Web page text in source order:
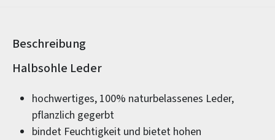
Beschreibung
Produktinformationen
Halbsohle Leder
hochwertiges, 100% naturbelassenes Leder,
pflanzlich gegerbt
bindet Feuchtigkeit und bietet hohen